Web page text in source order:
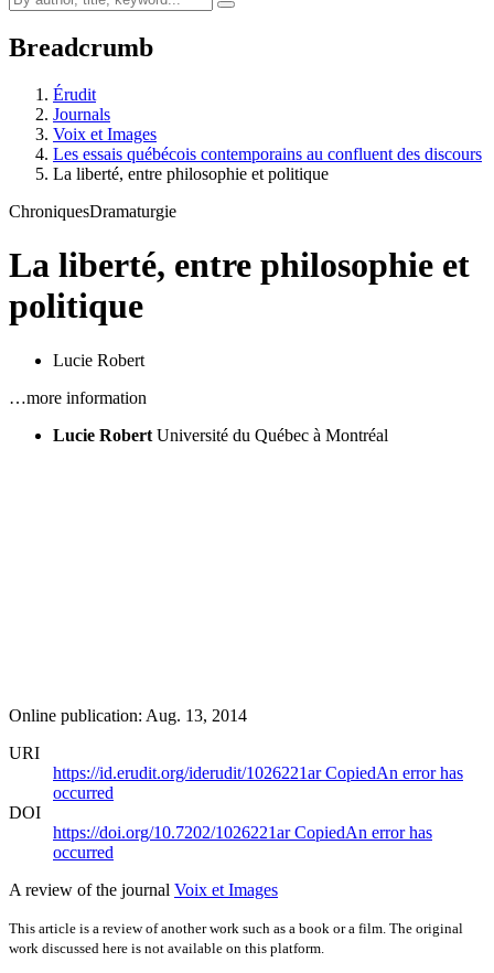
Breadcrumb
Érudit
Journals
Voix et Images
Les essais québécois contemporains au confluent des discours
La liberté, entre philosophie et politique
ChroniquesDramaturgie
La liberté, entre philosophie et
politique
Lucie Robert
…more information
Lucie Robert Université du Québec à Montréal
Online publication: Aug. 13, 2014
URI
https://id.erudit.org/iderudit/1026221arCopiedAn error has
occurred
DOI
https://doi.org/10.7202/1026221arCopiedAn error has
occurred
A review of the journal Voix et Images
This article is a review of another work such as a book or a film. The original
work discussed here is not available on this platform.